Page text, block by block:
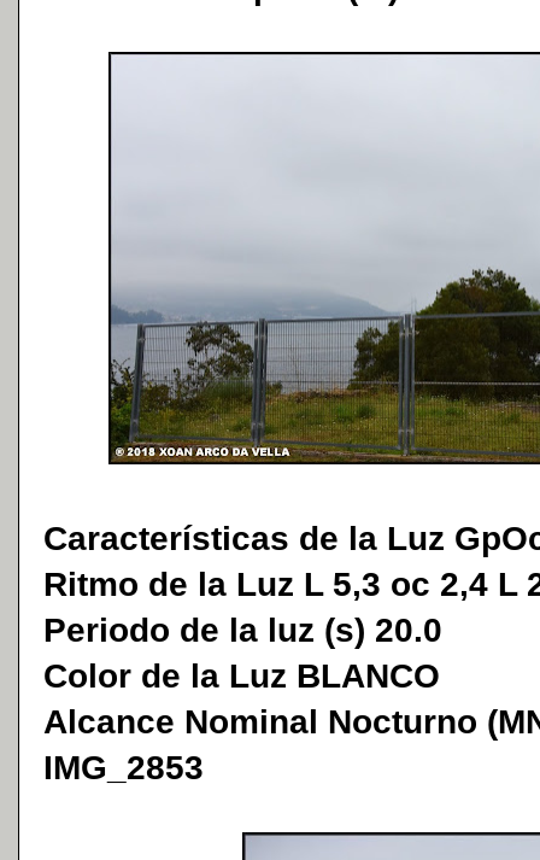
Características de la Luz
Ritmo de la Luz L 5,3 oc 2,4 L
Periodo de la luz (s) 20.0
Color de la Luz BLANCO
Alcance Nominal Nocturno
IMG_2853